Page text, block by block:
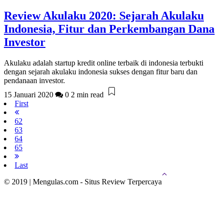
Review Akulaku 2020: Sejarah Akulaku
Indonesia, Fitur dan Perkembangan Dana
Investor
Akulaku adalah startup kredit online terbaik di indonesia terbukti
dengan sejarah akulaku indonesia sukses dengan fitur baru dan
pendanaan investor.
15 Januari 2020
0 2 min read
First
62
63
64
65
Last
© 2019 | Mengulas.com - Situs Review Terpercaya